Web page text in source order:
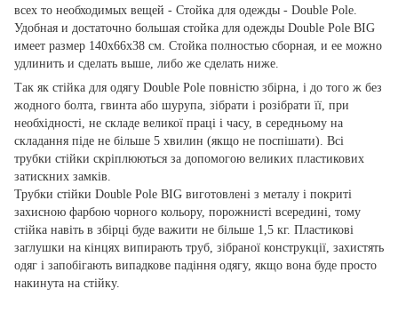
всех то необходимых вещей - Стойка для одежды - Double Pole.
Удобная и достаточно большая стойка для одежды Double Pole BIG
имеет размер 140х66х38 см. Стойка полностью сборная, и ее можно
удлинить и сделать выше, либо же сделать ниже.
Так як стійка для одягу Double Pole повністю збірна, і до того ж без
жодного болта, гвинта або шурупа, зібрати і розібрати її, при
необхідності, не складе великої праці і часу, в середньому на
складання піде не більше 5 хвилин (якщо не поспішати). Всі
трубки стійки скріплюються за допомогою великих пластикових
затискних замків.
Трубки стійки Double Pole BIG виготовлені з металу і покриті
захисною фарбою чорного кольору, порожнисті всередині, тому
стійка навіть в збірці буде важити не більше 1,5 кг. Пластикові
заглушки на кінцях випирають труб, зібраної конструкції, захистять
одяг і запобігають випадкове падіння одягу, якщо вона буде просто
накинута на стійку.